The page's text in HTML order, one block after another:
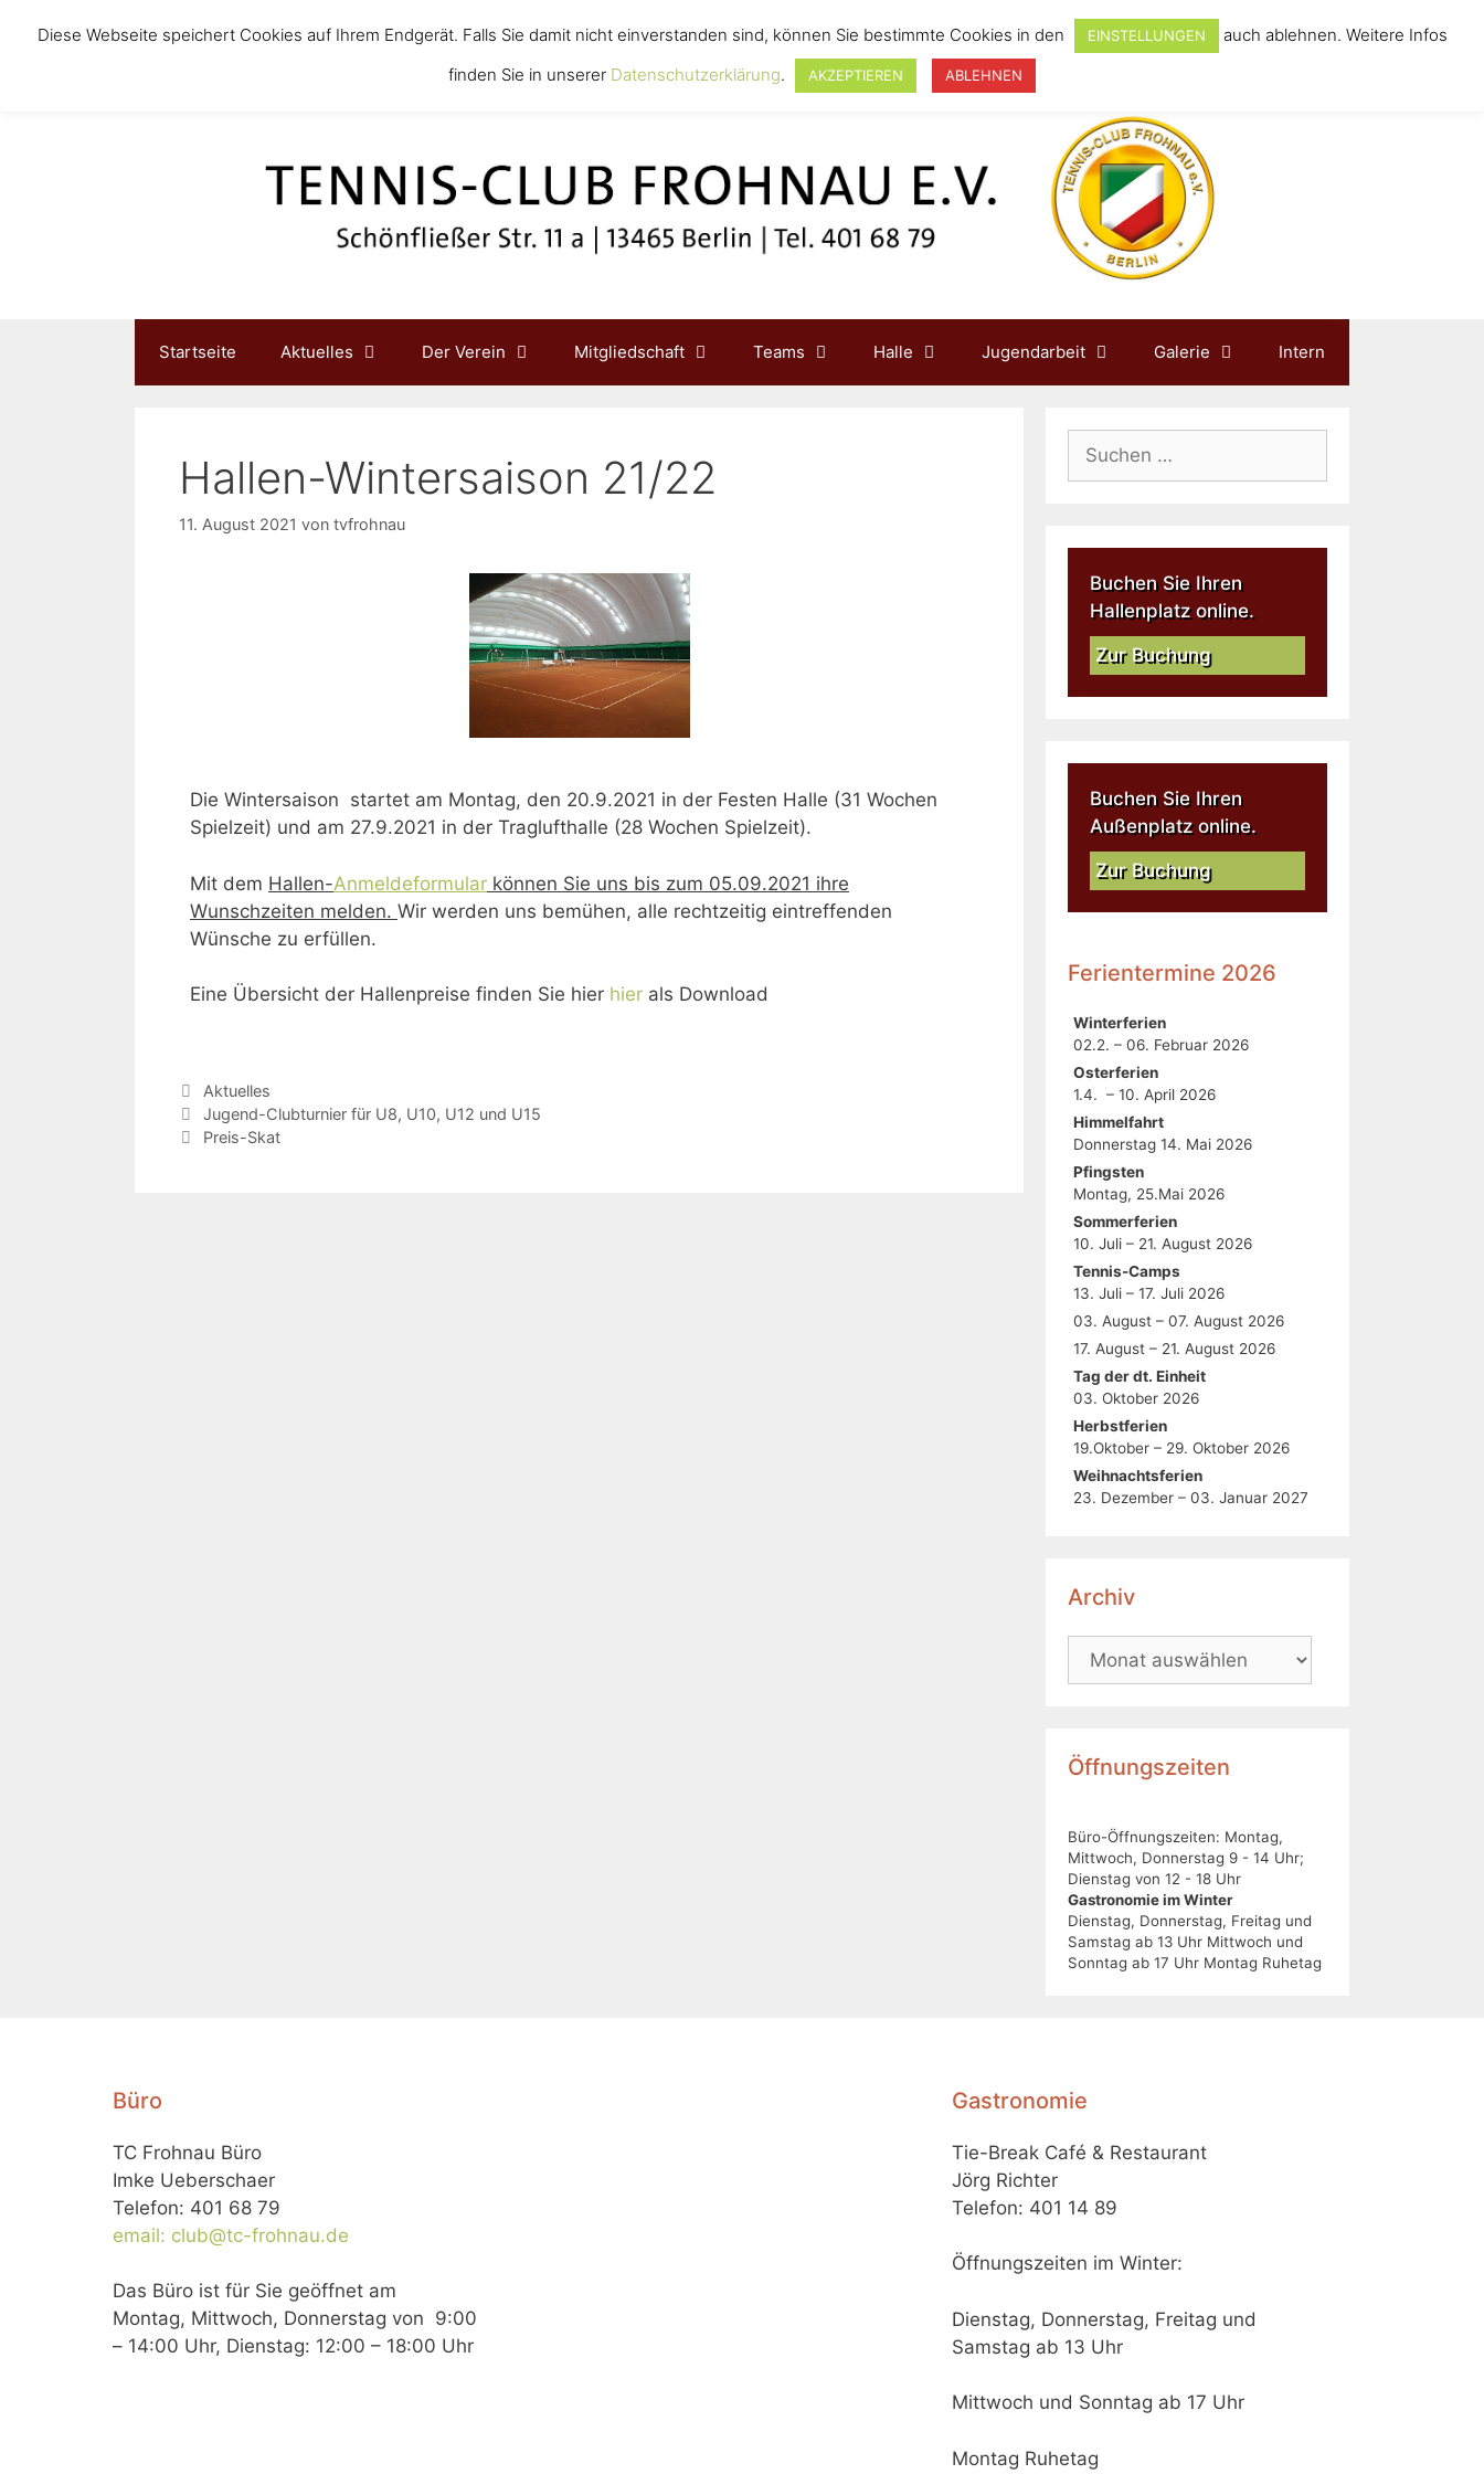
Startseite Aktuelles Der Verein Mitgliedschaft Teams Halle Jugendarbeit Galerie Intern
Hallen-Wintersaison 21/22
11. August 2021 von tvfrohnau
Die Wintersaison startet am Montag, den 20.9.2021 in der Festen Halle (31 Wochen
Spielzeit) und am 27.9.2021 in der Traglufthalle (28 Wochen Spielzeit).
Mit dem Hallen-Anmeldeformular können Sie uns bis zum 05.09.2021 ihre
Wunschzeiten melden. Wir werden uns bemühen, alle rechtzeitig eintreffenden
Wünsche zu erfüllen.
Eine Übersicht der Hallenpreise finden Sie hier hier als Download
Aktuelles
Jugend-Clubturnier für U8, U10, U12 und U15
Preis-Skat
Buchen Sie Ihren
Hallenplatz online.
Zur Buchung
Buchen Sie Ihren
Außenplatz online.
Zur Buchung
Ferientermine 2026
Winterferien
02.2. – 06. Februar 2026
Osterferien
1.4. – 10. April 2026
Himmelfahrt
Donnerstag 14. Mai 2026
Pfingsten
Montag, 25.Mai 2026
Sommerferien
10. Juli – 21. August 2026
Tennis-Camps
13. Juli – 17. Juli 2026
03. August – 07. August 2026
17. August – 21. August 2026
Tag der dt. Einheit
03. Oktober 2026
Herbstferien
19.Oktober – 29. Oktober 2026
Weihnachtsferien
23. Dezember – 03. Januar 2027
Archiv
Öffnungszeiten
Büro-Öffnungszeiten: Montag,
Mittwoch, Donnerstag 9 - 14 Uhr;
Dienstag von 12 - 18 Uhr
Gastronomie im Winter
Dienstag, Donnerstag, Freitag und
Samstag ab 13 Uhr Mittwoch und
Sonntag ab 17 Uhr Montag Ruhetag
Büro
TC Frohnau Büro
Imke Ueberschaer
Telefon: 401 68 79
email: club@tc-frohnau.de
Das Büro ist für Sie geöffnet am
Montag, Mittwoch, Donnerstag von 9:00
– 14:00 Uhr, Dienstag: 12:00 – 18:00 Uhr
Gastronomie
Tie-Break Café & Restaurant
Jörg Richter
Telefon: 401 14 89
Öffnungszeiten im Winter:
Dienstag, Donnerstag, Freitag und
Samstag ab 13 Uhr
Mittwoch und Sonntag ab 17 Uhr
Montag Ruhetag
Diese Webseite speichert Cookies auf Ihrem Endgerät. Falls Sie damit nicht einverstanden sind, können Sie bestimmte Cookies in den EINSTELLUNGEN
auch ablehnen. Weitere Infos
finden Sie in unserer Datenschutzerklärung. AKZEPTIEREN ABLEHNEN